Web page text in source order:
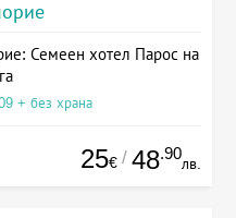
Семеен хотел Парос на
+ без храна
25€ / 48.90
лв.